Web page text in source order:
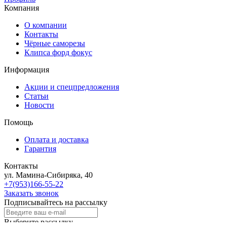
Компания
О компании
Контакты
Чёрные саморезы
Клипса форд фокус
Информация
Акции и спецпредложения
Статьи
Новости
Помощь
Оплата и доставка
Гарантия
Контакты
ул. Мамина-Сибиряка, 40
+7(953)166-55-22
Заказать звонок
Подписывайтесь на рассылку
Выберите рассылку